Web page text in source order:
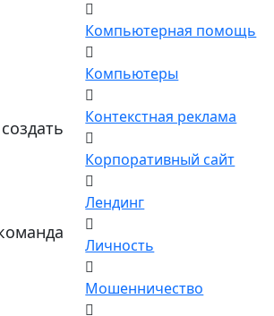
Компьютерная помощь
Компьютеры
Контекстная реклама
Корпоративный сайт
Лендинг
Личность
Мошенничество